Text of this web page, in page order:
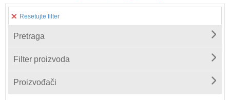
Resetujte filter
Pretraga
Filter proizvoda
Proizvođači